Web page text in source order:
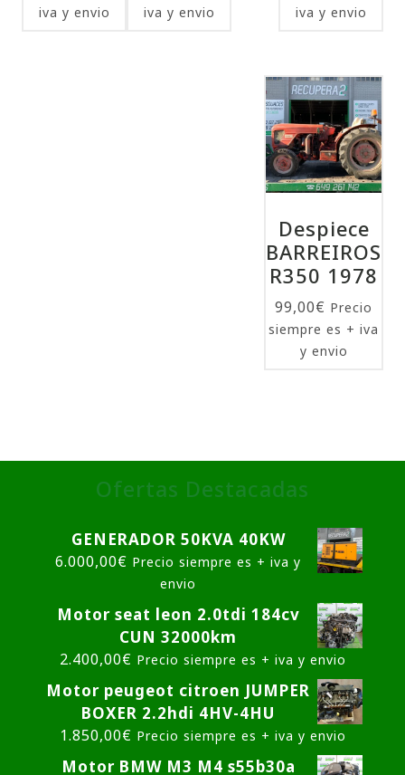
iva y envio
iva y envio
iva y envio
Despiece
BARREIROS
R350 1978
99,00€ Precio
siempre es + iva
y envio
Ofertas Destacadas
GENERADOR 50KVA 40KW
6.000,00€ Precio siempre es + iva y
envio
Motor seat leon 2.0tdi 184cv
CUN 32000km
2.400,00€ Precio siempre es + iva y envio
Motor peugeot citroen JUMPER
BOXER 2.2hdi 4HV-4HU
1.850,00€ Precio siempre es + iva y envio
Motor BMW M3 M4 s55b30a